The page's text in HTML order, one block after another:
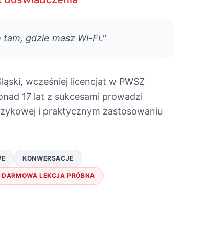
gdzie masz Wi-Fi."
wcześniej licencjat w PWSZ
17 lat z sukcesami prowadzi
i praktycznym zastosowaniu
KONWERSACJE
DARMOWA LEKCJA PRÓBNA